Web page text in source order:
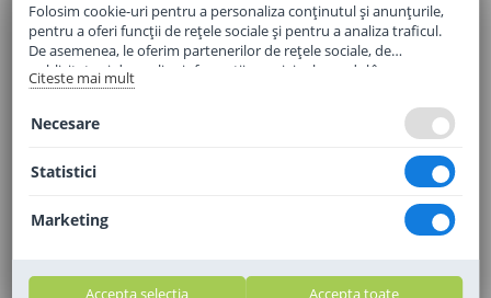
Email:office@elaptepraf.ro
Telefon:0745-964-449
Adresa:Sos. Borsului, Nr. 20, Oradea, Jud. Bihor
Folosim cookie-uri pentru a personaliza conținutul și anunțurile,
pentru a oferi funcții de rețele sociale și pentru a analiza traficul.
De asemenea, le oferim partenerilor de rețele sociale, de
publicitate și de analize informații cu privire la modul în care
folosiți site-ul nostru. Aceștia le pot combina cu alte informații
Citeste mai mult
Necesare
Statistici
Marketing
Accepta selectia Accepta toate